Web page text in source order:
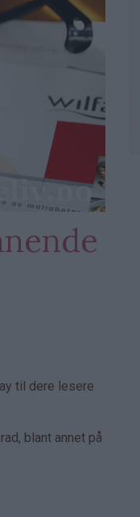
til dere lesere
blant annet på